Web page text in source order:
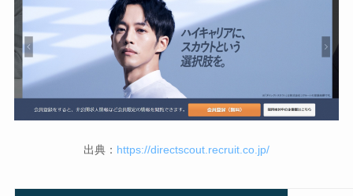
出典： https://directscout.recruit.co.jp/